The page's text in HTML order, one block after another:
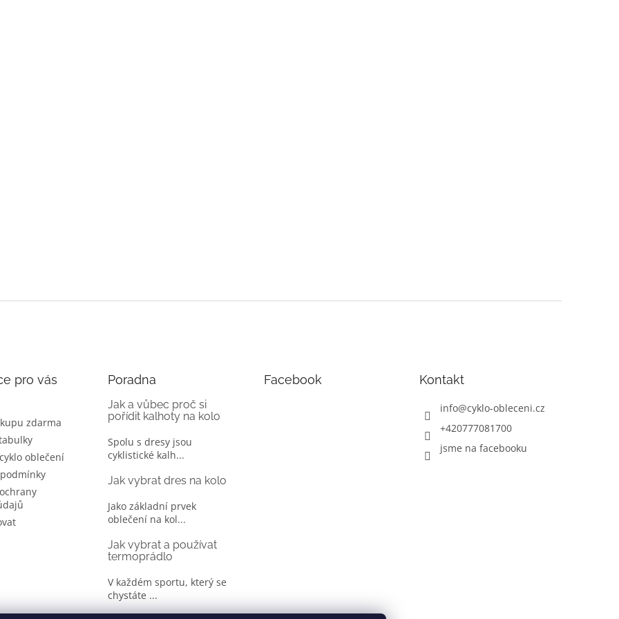
pro vás
zdarma
oblečení
Poradna
Jak a vůbec proč si
pořídit kalhoty na kolo
Spolu s dresy jsou
cyklistické kalh...
Jak vybrat dres na kolo
Jako základní prvek
oblečení na kol...
Jak vybrat a používat
termoprádlo
V každém sportu, který se
chystáte ...
Facebook Kontakt
info@cyklo-obleceni.cz
+420777081700
jsme na facebooku